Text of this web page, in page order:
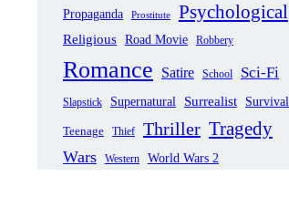
Propaganda Prostitute Psychological
Religious Road Movie Robbery
Romance Satire School Sci-Fi
Slapstick Supernatural Surrealist Survival
Teenage Thief Thriller Tragedy
Wars Western World Wars 2